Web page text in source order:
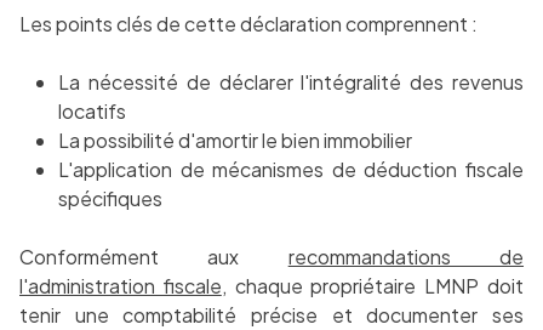
Les points clés de cette déclaration comprennent :
La nécessité de déclarer l'intégralité des revenus
locatifs
La possibilité d'amortir le bien immobilier
L'application de mécanismes de déduction fiscale
spécifiques
Conformément aux recommandations de
l'administration fiscale, chaque propriétaire LMNP doit
tenir une comptabilité précise et documenter ses